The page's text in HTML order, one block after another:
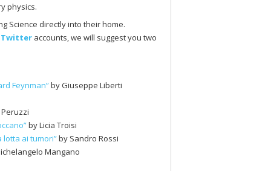
physics.
Science directly into their home.
Twitter accounts, we will suggest you two
Feynman”by Giuseppe Liberti
by Licia Troisi
lotta ai tumori”by Sandro Rossi
Mangano